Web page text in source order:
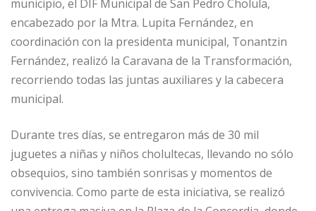
municipio, el DIF Municipal de San Pedro Cholula,
encabezado por la Mtra. Lupita Fernández, en
coordinación con la presidenta municipal, Tonantzin
Fernández, realizó la Caravana de la Transformación,
recorriendo todas las juntas auxiliares y la cabecera
municipal.
Durante tres días, se entregaron más de 30 mil
juguetes a niñas y niños cholultecas, llevando no sólo
obsequios, sino también sonrisas y momentos de
convivencia. Como parte de esta iniciativa, se realizó